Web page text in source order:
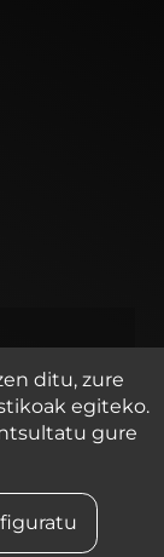
ditu, zure
egiteko.
gure